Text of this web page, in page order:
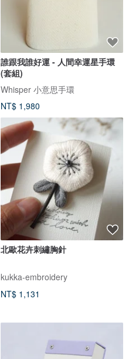
誰跟我誰好運 - 人間幸運星手環
(套組)
Whisper 小意思手環
NT$ 1,980
北歐花卉刺繡胸針
kukka-embroidery
NT$ 1,131